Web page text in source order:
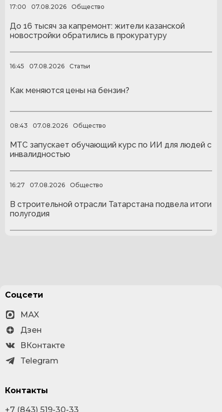
17:00 07.08.2026 Общество
До 16 тысяч за капремонт: жители казанской
новостройки обратились в прокуратуру
16:45 07.08.2026 Статьи
Как меняются цены на бензин?
08:43 07.08.2026 Общество
МТС запускает обучающий курс по ИИ для людей с
инвалидностью
16:27 07.08.2026 Общество
В строительной отрасли Татарстана подвела итоги
полугодия
Соцсети
MAX
Дзен
ВКонтакте
Telegram
Контакты
+7 (843) 519-30-33